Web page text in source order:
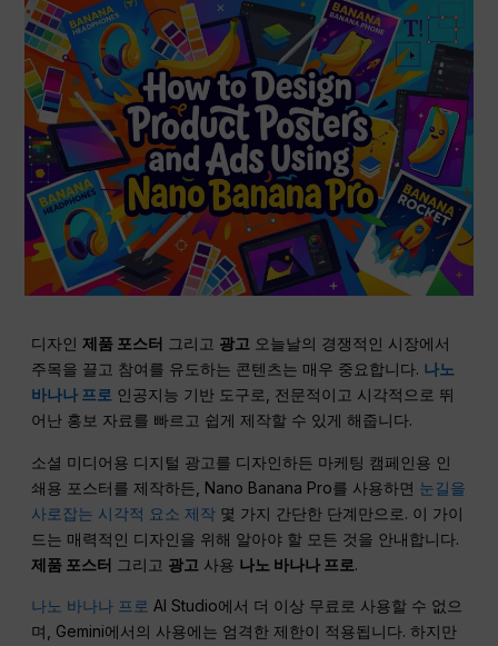
디자인제품 포스터 그리고 광고 오늘날의 경쟁적인 시장에서
주목을 끌고 참여를 유도하는 콘텐츠는 매우 중요합니다. 나노
바나나 프로 인공지능 기반 도구로, 전문적이고 시각적으로 뛰
어난 홍보 자료를 빠르고 쉽게 제작할 수 있게 해줍니다.
소셜 미디어용 디지털 광고를 디자인하든 마케팅 캠페인용 인
쇄용 포스터를 제작하든, Nano Banana Pro를 사용하면 눈길을
사로잡는 시각적 요소 제작 몇 가지 간단한 단계만으로. 이 가이
드는 매력적인 디자인을 위해 알아야 할 모든 것을 안내합니다.
제품 포스터 그리고 광고 사용 나노 바나나 프로.
나노 바나나 프로 AI Studio에서 더 이상 무료로 사용할 수 없으
며, Gemini에서의 사용에는 엄격한 제한이 적용됩니다. 하지만